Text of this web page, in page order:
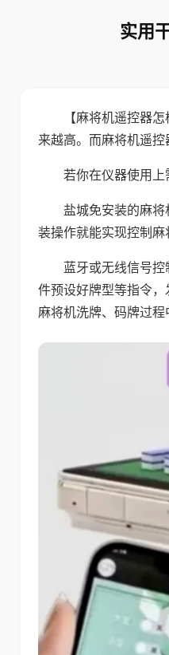
实用
【麻将机遥控器
来越高。而麻将机遥
若你在仪器使用
盐城免安装的麻
装操作就能实现控制麻
蓝牙或无线信号
件预设好牌型等指令
麻将机洗牌、码牌过程